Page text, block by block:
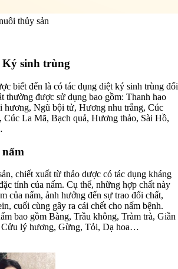
thủy sản
Ký sinh trùng
biết đến là có tác dụng diệt ký sinh trùng đối
thường được sử dụng bao gồm: Thanh hao
hương, Ngũ bội tử, Hương nhu trắng, Cúc
Cúc La Mã, Bạch quả, Hương thảo, Sài Hồ,
chiết xuất từ thảo dược có tác dụng kháng
tính của nấm. Cụ thể, những hợp chất này
của nấm, ảnh hưởng đến sự trao đổi chất,
cuối cùng gây ra cái chết cho nấm bệnh.
bao gồm Bàng, Trầu không, Tràm trà, Giần
Cửu lý hương, Gừng, Tỏi, Dạ hoa…